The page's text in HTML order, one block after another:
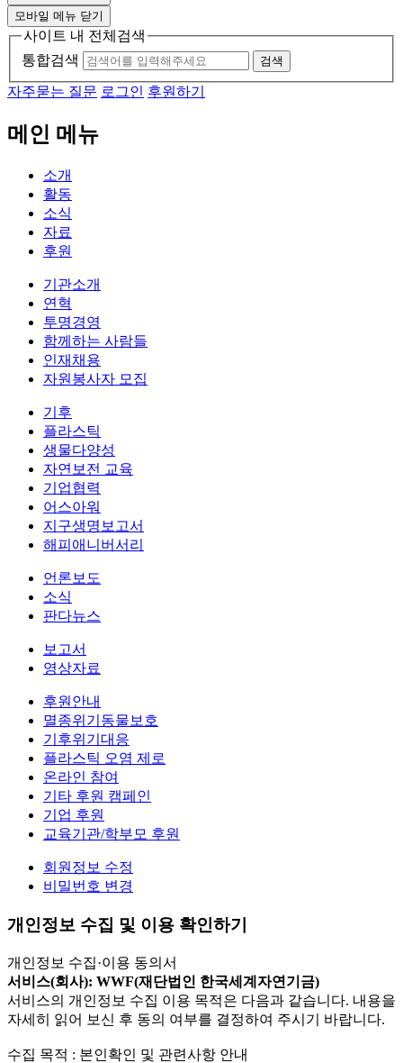
모바일 메뉴 닫기
사이트 내 전체검색
통합검색
검색
자주묻는 질문 로그인 후원하기
메인 메뉴
소개
활동
소식
자료
후원
기관소개
연혁
투명경영
함께하는 사람들
인재채용
자원봉사자 모집
기후
플라스틱
생물다양성
자연보전 교육
기업협력
어스아워
지구생명보고서
해피애니버서리
언론보도
소식
판다뉴스
보고서
영상자료
후원안내
멸종위기동물보호
기후위기대응
플라스틱 오염 제로
온라인 참여
기타 후원 캠페인
기업 후원
교육기관/학부모 후원
회원정보 수정
비밀번호 변경
개인정보 수집 및 이용 확인하기
개인정보 수집·이용 동의서
서비스(회사): WWF(재단법인 한국세계자연기금)
서비스의 개인정보 수집 이용 목적은 다음과 같습니다. 내용을
자세히 읽어 보신 후 동의 여부를 결정하여 주시기 바랍니다.
수집 목적 : 본인확인 및 관련사항 안내